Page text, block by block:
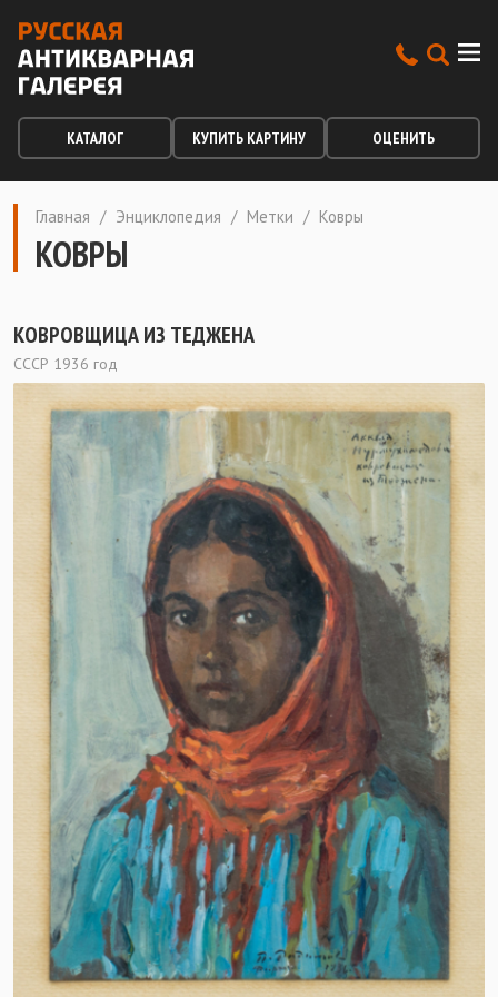
КАТАЛОГ КУПИТЬ КАРТИНУ ОЦЕНИТЬ
Главная / Энциклопедия / Метки / Ковры
КОВРЫ
КОВРОВЩИЦА ИЗ ТЕДЖЕНА
СССР 1936 год